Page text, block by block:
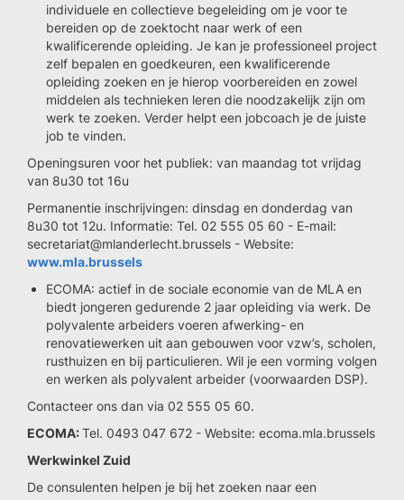
individuele en collectieve begeleiding om je voor te
bereiden op de zoektocht naar werk of een
kwalificerende opleiding. Je kan je professioneel project
zelf bepalen en goedkeuren, een kwalificerende
opleiding zoeken en je hierop voorbereiden en zowel
middelen als technieken leren die noodzakelijk zijn om
werk te zoeken. Verder helpt een jobcoach je de juiste
job te vinden.
Openingsuren voor het publiek: van maandag tot vrijdag
van 8u30 tot 16u
Permanentie inschrijvingen: dinsdag en donderdag van
8u30 tot 12u. Informatie: Tel. 02 555 05 60 - E-mail:
secretariat@mlanderlecht.brussels - Website:
www.mla.brussels
ECOMA: actief in de sociale economie van de MLA en
biedt jongeren gedurende 2 jaar opleiding via werk. De
polyvalente arbeiders voeren afwerking- en
renovatiewerken uit aan gebouwen voor vzw’s, scholen,
rusthuizen en bij particulieren. Wil je een vorming volgen
en werken als polyvalent arbeider (voorwaarden DSP).
Contacteer ons dan via 02 555 05 60.
ECOMA:Tel. 0493 047 672 - Website: ecoma.mla.brussels
Werkwinkel Zuid
De consulenten helpen je bij het zoeken naar een